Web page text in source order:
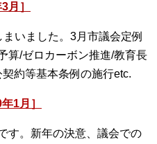
月］
いました。3月市議会定例
算/ゼロカーボン推進/教育長
約等基本条例の施行etc.
1月］
す。新年の決意、議会での